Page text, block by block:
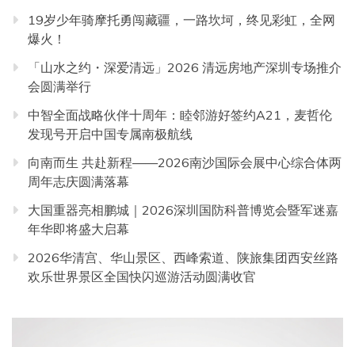
19岁少年骑摩托勇闯藏疆，一路坎坷，终见彩虹，全网
爆火！
「山水之约・深爱清远」2026 清远房地产深圳专场推介
会圆满举行
中智全面战略伙伴十周年：睦邻游好签约A21，麦哲伦
发现号开启中国专属南极航线
向南而生 共赴新程——2026南沙国际会展中心综合体两
周年志庆圆满落幕
大国重器亮相鹏城｜2026深圳国防科普博览会暨军迷嘉
年华即将盛大启幕
2026华清宫、华山景区、西峰索道、陕旅集团西安丝路
欢乐世界景区全国快闪巡游活动圆满收官